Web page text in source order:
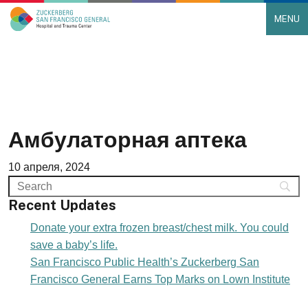
Main Navigation MENU
Амбулаторная аптека
10 апреля, 2024
Recent Updates
Donate your extra frozen breast/chest milk. You could
save a baby’s life.
San Francisco Public Health’s Zuckerberg San
Francisco General Earns Top Marks on Lown Institute